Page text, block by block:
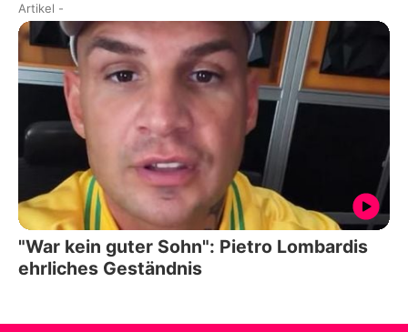
Artikel -
"War kein guter Sohn": Pietro Lombardis
ehrliches Geständnis